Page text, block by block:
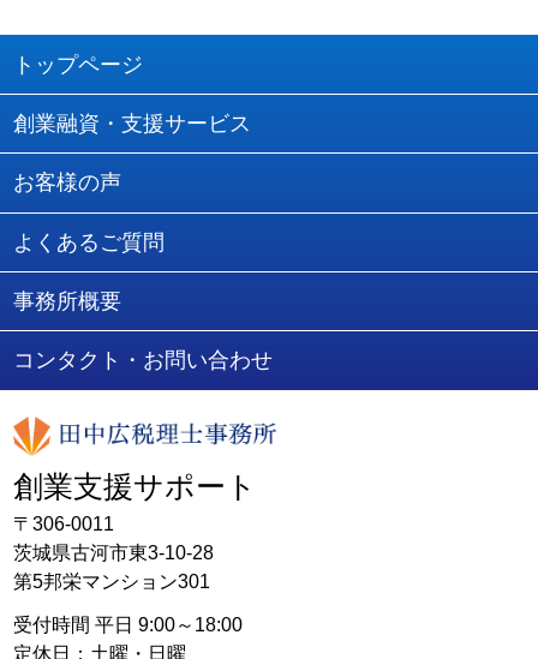
トップページ
創業融資・支援サービス
お客様の声
よくあるご質問
事務所概要
コンタクト・お問い合わせ
創業支援サポート
〒306-0011
茨城県古河市東3-10-28
第5邦栄マンション301
受付時間 平日 9:00～18:00
定休日：土曜・日曜